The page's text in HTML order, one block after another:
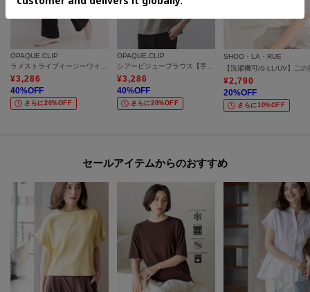
OPAQUE.CLIP
¥3,286
40%OFF
さらに20%OFF
OPAQUE.CLIP
¥3,286
40%OFF
さらに20%OFF
SHOO・LA・RUE
¥2,790
20%OFF
さらに10%OFF
セールアイテムからのおすすめ